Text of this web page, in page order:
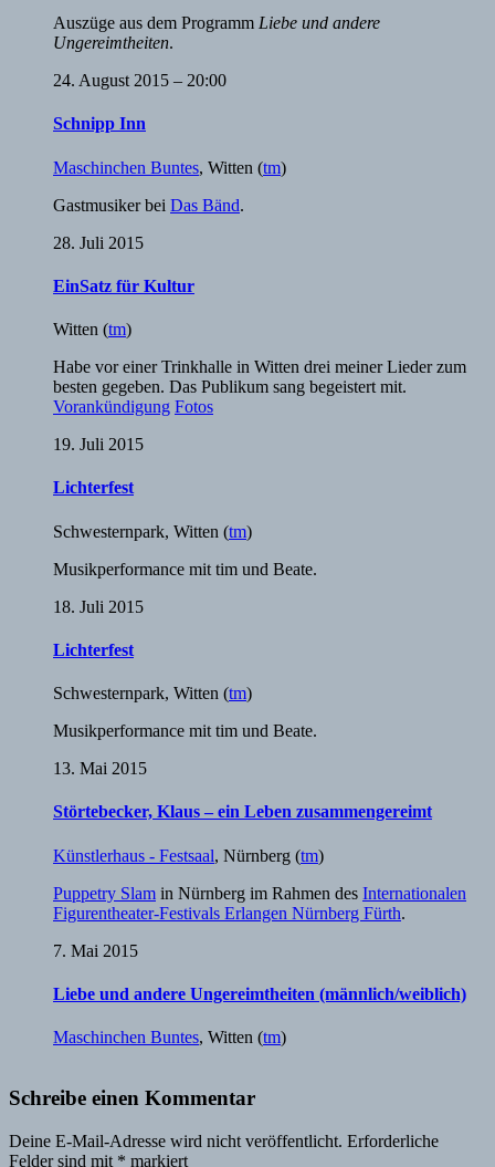
Auszüge aus dem Programm Liebe und andere
Ungereimtheiten.
24. August 2015 – 20:00
Schnipp Inn
Maschinchen Buntes, Witten (tm)
Gastmusiker bei Das Bänd.
28. Juli 2015
EinSatz für Kultur
Witten (tm)
Habe vor einer Trinkhalle in Witten drei meiner Lieder zum
besten gegeben. Das Publikum sang begeistert mit.
Vorankündigung Fotos
19. Juli 2015
Lichterfest
Schwesternpark, Witten (tm)
Musikperformance mit tim und Beate.
18. Juli 2015
Lichterfest
Schwesternpark, Witten (tm)
Musikperformance mit tim und Beate.
13. Mai 2015
Störtebecker, Klaus – ein Leben zusammengereimt
Künstlerhaus - Festsaal, Nürnberg (tm)
Puppetry Slam in Nürnberg im Rahmen des Internationalen
Figurentheater-Festivals Erlangen Nürnberg Fürth.
7. Mai 2015
Liebe und andere Ungereimtheiten (männlich/weiblich)
Maschinchen Buntes, Witten (tm)
Schreibe einen Kommentar
Deine E-Mail-Adresse wird nicht veröffentlicht. Erforderliche
Felder sind mit * markiert